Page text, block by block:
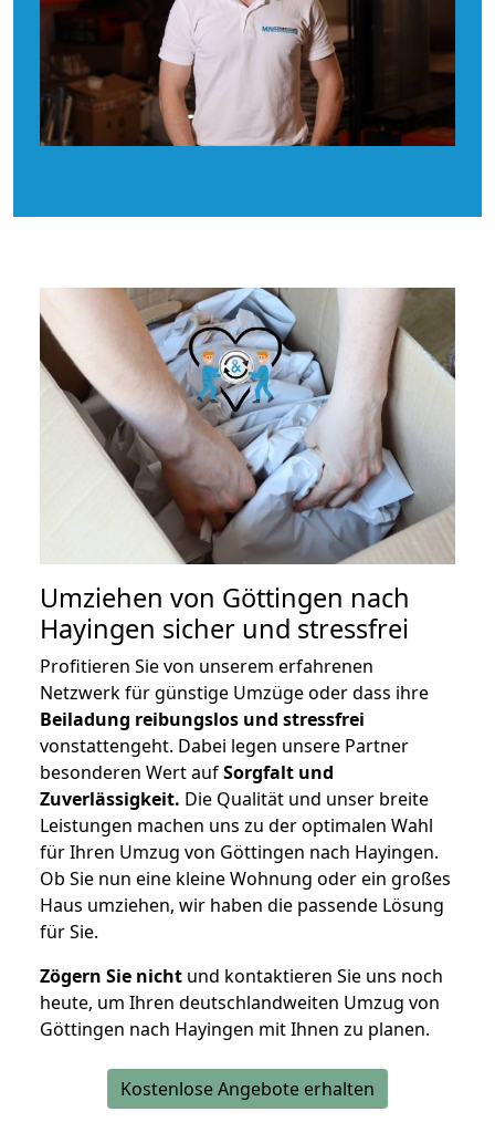
Umziehen von Göttingen nach
Hayingen sicher und stressfrei
Profitieren Sie von unserem erfahrenen
Netzwerk für günstige Umzüge oder dass ihre
Beiladung reibungslos und stressfrei
vonstattengeht. Dabei legen unsere Partner
besonderen Wert aufSorgfalt und
Zuverlässigkeit. Die Qualität und unser breite
Leistungen machen uns zu der optimalen Wahl
für Ihren Umzug von Göttingen nach Hayingen.
Ob Sie nun eine kleine Wohnung oder ein großes
Haus umziehen, wir haben die passende Lösung
für Sie.
Zögern Sie nicht und kontaktieren Sie uns noch
heute, um Ihren deutschlandweiten Umzug von
Göttingen nach Hayingen mit Ihnen zu planen.
Kostenlose Angebote erhalten